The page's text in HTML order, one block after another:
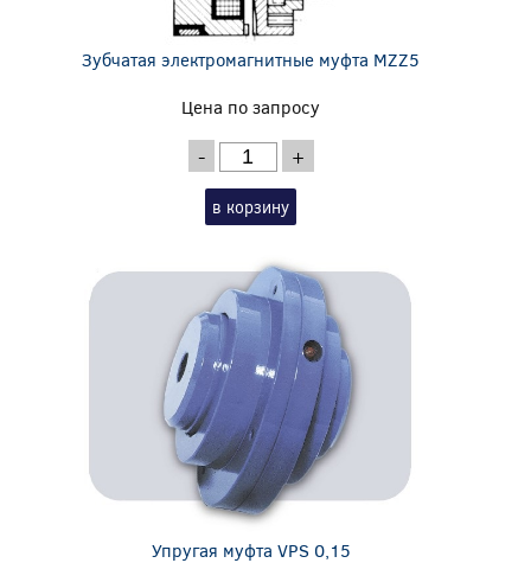
Зубчатая электромагнитные муфта MZZ5
Цена по запросу
- +
в корзину
Упругая муфта VPS 0,15